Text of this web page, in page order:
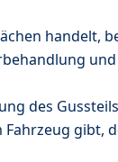
handelt,
des
gibt,